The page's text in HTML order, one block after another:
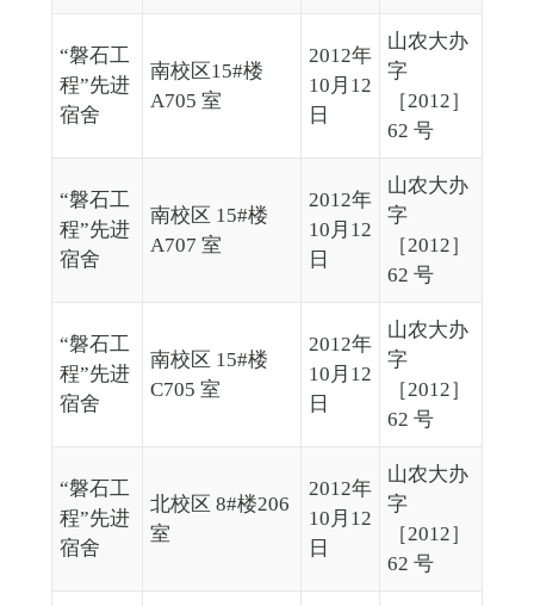
“磐石工
程”先进
宿舍
南校区15#楼
A705 室
2012年
10月12
日
山农大办
字
［2012］
62 号
“磐石工
程”先进
宿舍
南校区 15#楼
A707 室
2012年
10月12
日
山农大办
字
［2012］
62 号
“磐石工
程”先进
宿舍
南校区 15#楼
C705 室
2012年
10月12
日
山农大办
字
［2012］
62 号
“磐石工
程”先进
宿舍
北校区 8#楼206
室
2012年
10月12
日
山农大办
字
［2012］
62 号